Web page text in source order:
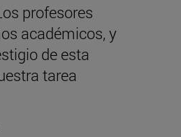
profesores
académicos, y
de esta
tarea